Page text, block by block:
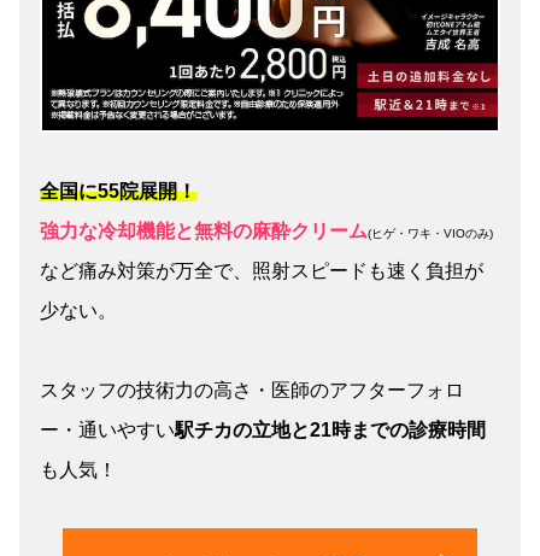
全国に55院展開！
強力な冷却機能と無料の麻酔クリーム(ヒゲ・ワキ・VIOのみ)
など痛み対策が万全で、照射スピードも速く負担が
少ない。
スタッフの技術力の高さ・医師のアフターフォロ
ー・通いやすい駅チカの立地と21時までの診療時間
も人気！